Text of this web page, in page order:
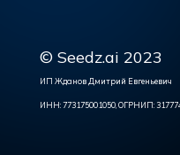
© Seedz.ai 2023
ИП Жданов Дмитрий Евгеньевич
ИНН: 773175001050, ОГРНИП: